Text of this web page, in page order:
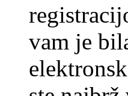
vam je